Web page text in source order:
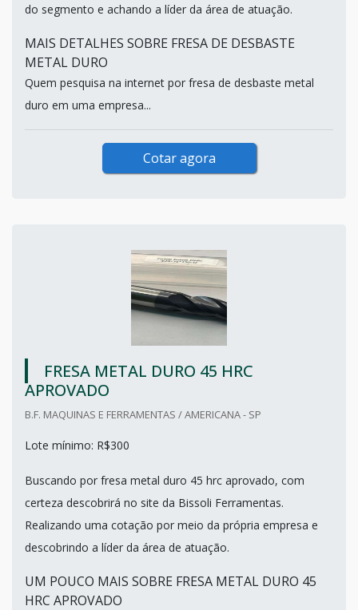
do segmento e achando a líder da área de atuação.
MAIS DETALHES SOBRE FRESA DE DESBASTE
METAL DURO
Quem pesquisa na internet por fresa de desbaste metal
duro em uma empresa...
Cotar agora
FRESA METAL DURO 45 HRC
APROVADO
B.F. MAQUINAS E FERRAMENTAS / AMERICANA - SP
Lote mínimo: R$300
Buscando por fresa metal duro 45 hrc aprovado, com
certeza descobrirá no site da Bissoli Ferramentas.
Realizando uma cotação por meio da própria empresa e
descobrindo a líder da área de atuação.
UM POUCO MAIS SOBRE FRESA METAL DURO 45
HRC APROVADO